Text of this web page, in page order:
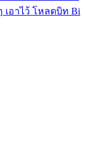
เอาไว้ โหลดบิท Bi